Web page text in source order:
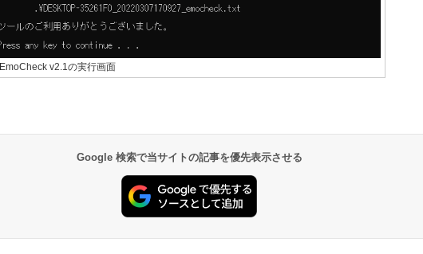
EmoCheck v2.1の実行画面
Google 検索で当サイトの記事を優先表示させる